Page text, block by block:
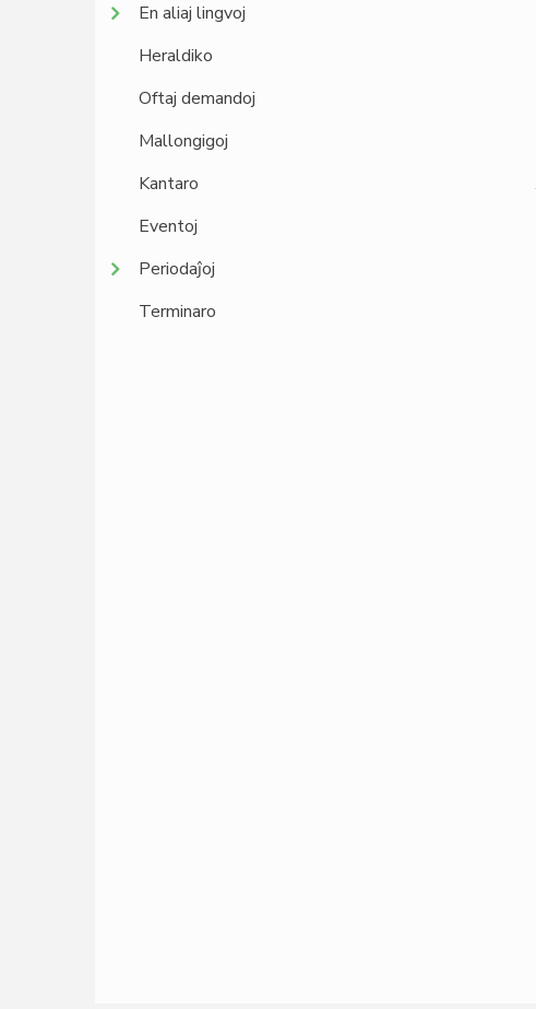
En aliaj lingvoj
Heraldiko
Oftaj demandoj
Mallongigoj
Kantaro
Eventoj
Periodaĵoj
Terminaro